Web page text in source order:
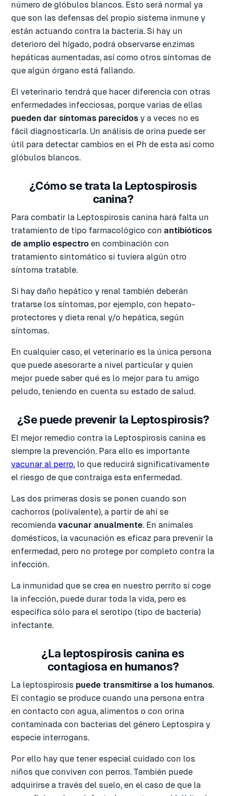
número de glóbulos blancos. Esto será normal ya
que son las defensas del propio sistema inmune y
están actuando contra la bacteria. Si hay un
deterioro del hígado, podrá observarse enzimas
hepáticas aumentadas, así como otros síntomas de
que algún órgano está fallando.
El veterinario tendrá que hacer diferencia con otras
enfermedades infecciosas, porque varias de ellas
pueden dar síntomas parecidos y a veces no es
fácil diagnosticarla. Un análisis de orina puede ser
útil para detectar cambios en el Ph de esta así como
glóbulos blancos.
¿Cómo se trata la Leptospirosis
canina?
Para combatir la Leptospirosis canina hará falta un
tratamiento de tipo farmacológico con antibióticos
de amplio espectro en combinación con
tratamiento sintomático si tuviera algún otro
síntoma tratable.
Si hay daño hepático y renal también deberán
tratarse los síntomas, por ejemplo, con hepato-
protectores y dieta renal y/o hepática, según
síntomas.
En cualquier caso, el veterinario es la única persona
que puede asesorarte a nivel particular y quien
mejor puede saber qué es lo mejor para tu amigo
peludo, teniendo en cuenta su estado de salud.
¿Se puede prevenir la Leptospirosis?
El mejor remedio contra la Leptospirosis canina es
siempre la prevención. Para ello es importante
vacunar al perro, lo que reducirá significativamente
el riesgo de que contraiga esta enfermedad.
Las dos primeras dosis se ponen cuando son
cachorros (polivalente), a partir de ahí se
recomienda vacunar anualmente. En animales
domésticos, la vacunación es eficaz para prevenir la
enfermedad, pero no protege por completo contra la
infección.
La inmunidad que se crea en nuestro perrito si coge
la infección, puede durar toda la vida, pero es
específica sólo para el serotipo (tipo de bacteria)
infectante.
¿La leptospirosis canina es
contagiosa en humanos?
La leptospirosis puede transmitirse a los humanos.
El contagio se produce cuando una persona entra
en contacto con agua, alimentos o con orina
contaminada con bacterias del género Leptospira y
especie interrogans.
Por ello hay que tener especial cuidado con los
niños que conviven con perros. También puede
adquirirse a través del suelo, en el caso de que la